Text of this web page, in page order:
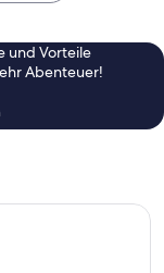
und Vorteile
Abenteuer!